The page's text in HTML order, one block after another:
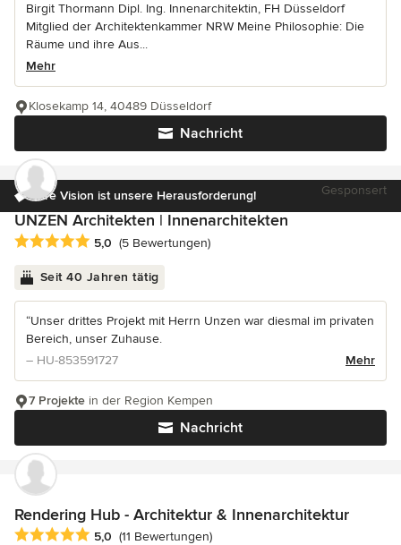
Birgit Thormann Dipl. Ing. Innenarchitektin, FH Düsseldorf
Mitglied der Architektenkammer NRW Meine Philosophie: Die
Räume und ihre Aus...
Mehr
Nachricht
Klosekamp 14, 40489 Düsseldorf
Ihre Vision ist unsere Herausforderung! Gesponsert
UNZEN Architekten | Innenarchitekten
Durchschnittliche Bewertung: 5 von 5 Sternen
5,0 (5 Bewertungen)
Seit 40 Jahren tätig
“Unser drittes Projekt mit Herrn Unzen war diesmal im privaten
Bereich, unser Zuhause.
– HU-853591727
Mehr
Nachricht
7 Projekte in der Region Kempen
Rendering Hub - Architektur & Innenarchitektur
Durchschnittliche Bewertung: 5 von 5 Sternen
5,0 (11 Bewertungen)